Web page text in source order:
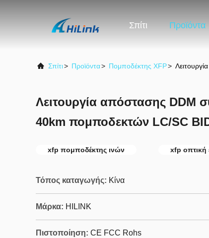
Σπίτι Προϊόντα
Σπίτι> Προϊόντα> Πομποδέκτης XFP>
Λειτουργία απόστασης DDM
40km πομποδεκτών LC/SC
xfp πομποδέκτης ινών xfp οπτική
Τόπος καταγωγής: Κίνα
Μάρκα: HILINK
Πιστοποίηση: CE FCC Rohs